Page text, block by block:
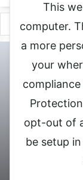
チャットレディ登
会・解約・移籍の申請
This
computer.
a more
your
opt-out of
be setup